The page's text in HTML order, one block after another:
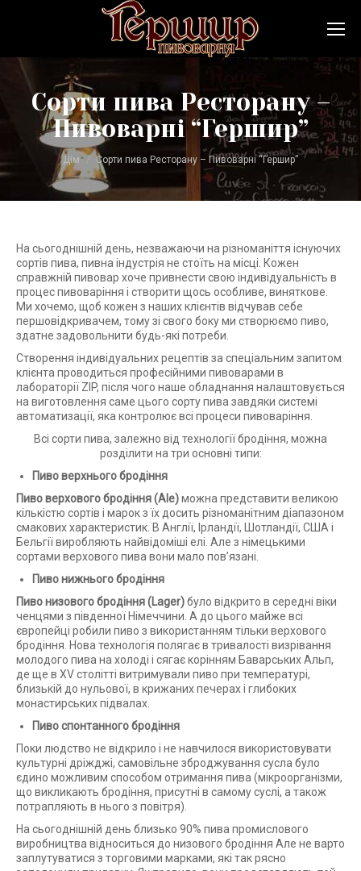
Сорти пива Ресторану –
Пивоварні “Гершир”
Дім Сорти пива Ресторану – Пивоварні “Гершир”
На сьогоднішній день, незважаючи на різноманіття існуючих
сортів пива, пивна індустрія не стоїть на місці. Кожен
справжній пивовар хоче привнести свою індивідуальність в
процес пивоваріння і створити щось особливе, виняткове.
Ми хочемо, щоб кожен з наших клієнтів відчував себе
першовідкривачем, тому зі свого боку ми створюємо пиво,
здатне задовольнити будь-які потреби.
Створення індивідуальних рецептів за спеціальним запитом
клієнта проводиться професійними пивоварами в
лабораторії ZIP, після чого наше обладнання налаштовується
на виготовлення саме цього сорту пива завдяки системі
автоматизації, яка контролює всі процеси пивоваріння.
Всі сорти пива, залежно від технології бродіння, можна
розділити на три основні типи:
Пиво верхнього бродіння
Пиво верхового бродіння (Ale)можна представити великою
кількістю сортів і марок з їх досить різноманітним діапазоном
смакових характеристик. В Англії, Ірландії, Шотландії, США і
Бельгії виробляють найвідоміші елі. Але з німецькими
сортами верхового пива вони мало пов’язані.
Пиво нижнього бродіння
Пиво низового бродіння (Lager)було відкрито в середні віки
ченцями з південної Німеччини. А до цього майже всі
європейці робили пиво з використанням тільки верхового
бродіння. Нова технологія полягає в тривалості визрівання
молодого пива на холоді і сягає корінням Баварських Альп,
де ще в XV столітті витримували пиво при температурі,
близькій до нульової, в крижаних печерах і глибоких
монастирських підвалах.
Пиво спонтанного бродіння
Поки людство не відкрило і не навчилося використовувати
культурні дріжджі, самовільне зброджування сусла було
єдино можливим способом отримання пива (мікроорганізми,
що викликають бродіння, присутні в самому суслі, а також
потрапляють в нього з повітря).
На сьогоднішній день близько 90% пива промислового
виробництва відноситься до низового бродіння Але не варто
заплутуватися з торговими марками, які так рясно